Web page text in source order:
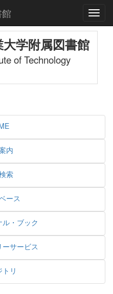
学附属図書館
of Technology
内
索
ース
・ブック
サービス
トリ